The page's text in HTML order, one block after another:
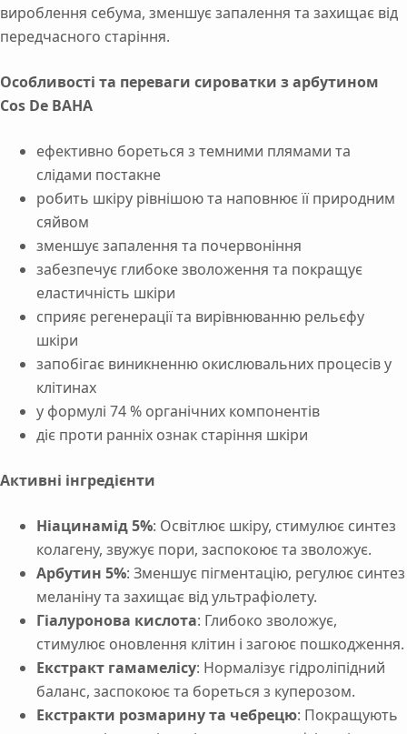
вироблення себума, зменшує запалення та захищає від
передчасного старіння.
Особливості та переваги сироватки з арбутином
Cos De BAHA
ефективно бореться з темними плямами та
слідами постакне
робить шкіру рівнішою та наповнює її природним
сяйвом
зменшує запалення та почервоніння
забезпечує глибоке зволоження та покращує
еластичність шкіри
сприяє регенерації та вирівнюванню рельєфу
шкіри
запобігає виникненню окислювальних процесів у
клітинах
у формулі 74 % органічних компонентів
діє проти ранніх ознак старіння шкіри
Активні інгредієнти
Ніацинамід 5%: Освітлює шкіру, стимулює синтез
колагену, звужує пори, заспокоює та зволожує.
Арбутин 5%: Зменшує пігментацію, регулює синтез
меланіну та захищає від ультрафіолету.
Гіалуронова кислота: Глибоко зволожує,
стимулює оновлення клітин і загоює пошкодження.
Екстракт гамамелісу: Нормалізує гідроліпідний
баланс, заспокоює та бореться з куперозом.
Екстракти розмарину та чебрецю: Покращують